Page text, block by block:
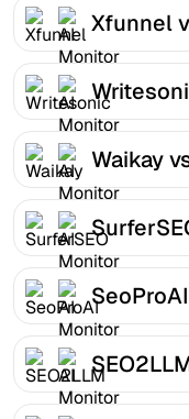
Xfunnel
Waikay